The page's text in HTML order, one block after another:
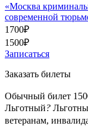
«Москва
современной
1700₽
1500₽
Записаться
Заказать билеты
Обычный билет
Льготный?
ветеранам,